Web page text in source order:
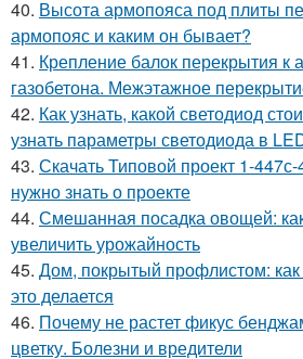
40. Высота армопояса под плиты
армопояс и каким он бывает?
41. Крепление балок перекрытия к
газобетона. Межэтажное
42. Как узнать, какой светодиод
узнать параметры светодиода в
43. Скачать Типовой проект 1-
нужно знать о проекте
44. Смешанная посадка овощей:
увеличить урожайность
45. Дом, покрытый профлистом: как
это делается
46. Почему не растет фикус
цветку. Болезни и вредители